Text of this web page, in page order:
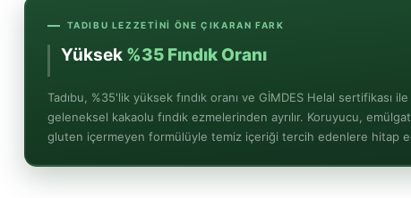
TADIBU LEZZETINI ÖNE ÇIKARAN FARK
Tadıbu, %35'lik yüksek fındık oranı ve GİMDES Helal sertifikası
geleneksel kakaolu fındık ezmelerinden ayrılır. Koruyucu,
gluten içermeyen formülüyle temiz içeriği tercih edenlere hitap